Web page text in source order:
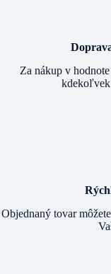
Za nákup v
kdekoľvek
Objednaný tovar